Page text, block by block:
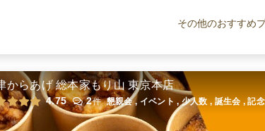
2,000円/人
ツグモモ ラグジュアリープラン
オードブル
3,000円/人
その他のおすすめ
からあげ 総本家もり山 東京本店
4.75 2件 懇親会 , イベント , 少人数 , 誕生会 , 記